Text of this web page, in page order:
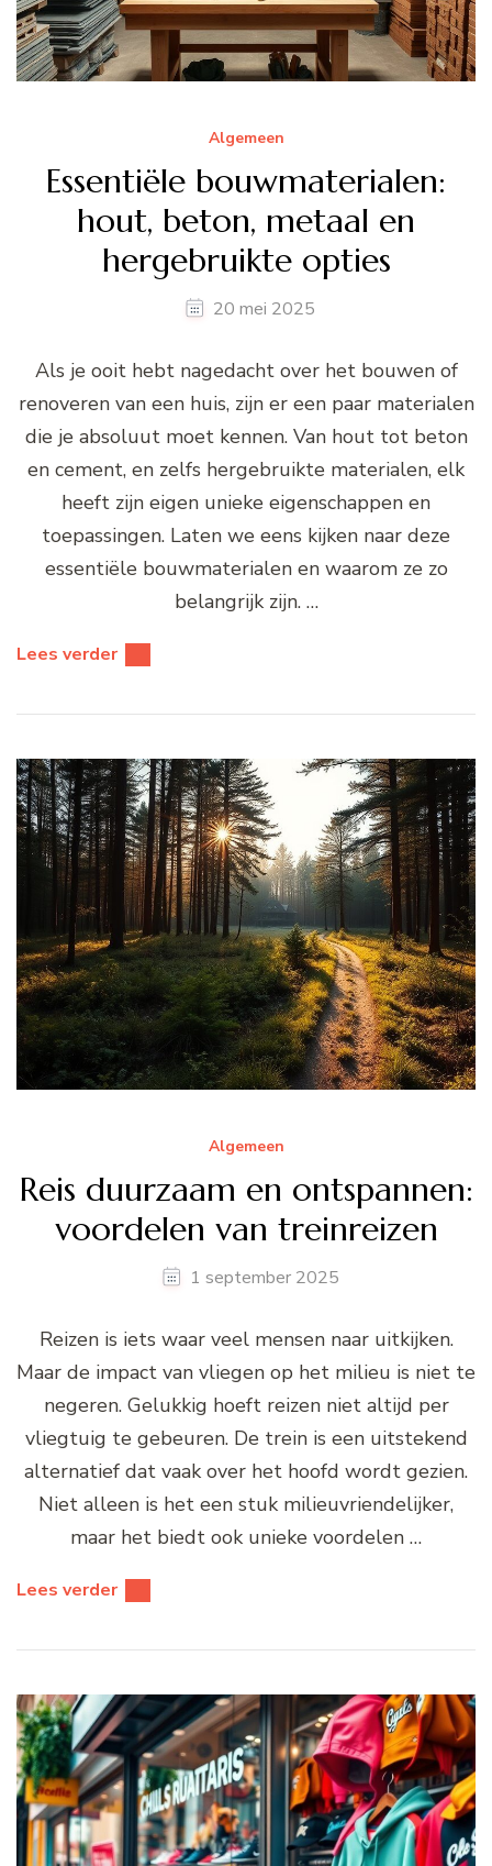
Algemeen
Essentiële bouwmaterialen:
hout, beton, metaal en
hergebruikte opties
20 mei 2025
Als je ooit hebt nagedacht over het bouwen of
renoveren van een huis, zijn er een paar materialen
die je absoluut moet kennen. Van hout tot beton
en cement, en zelfs hergebruikte materialen, elk
heeft zijn eigen unieke eigenschappen en
toepassingen. Laten we eens kijken naar deze
essentiële bouwmaterialen en waarom ze zo
belangrijk zijn. …
Lees verder
Algemeen
Reis duurzaam en ontspannen:
voordelen van treinreizen
1 september 2025
Reizen is iets waar veel mensen naar uitkijken.
Maar de impact van vliegen op het milieu is niet te
negeren. Gelukkig hoeft reizen niet altijd per
vliegtuig te gebeuren. De trein is een uitstekend
alternatief dat vaak over het hoofd wordt gezien.
Niet alleen is het een stuk milieuvriendelijker,
maar het biedt ook unieke voordelen …
Lees verder